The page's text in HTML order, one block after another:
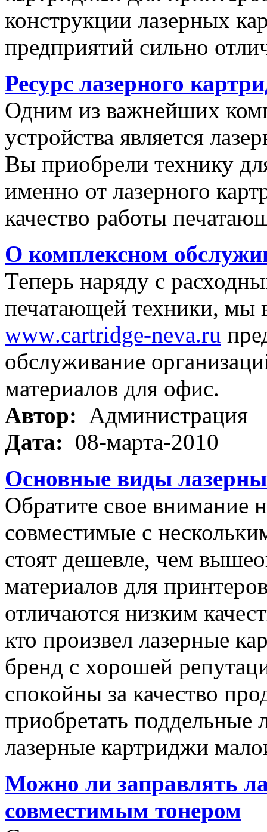
конструкции лазерных
предприятий сильно
Ресурс лазерного
Одним из важнейших
устройства является
Вы приобрели технику
именно от лазерного
качество работы
О комплексном
Теперь наряду с
печатающей техники, мы
www.cartridge-neva.ru
обслуживание
материалов для офис.
Автор: Администрация
Дата: 08-марта-2010
Основные виды
Обратите свое внимание
совместимые с
стоят дешевле, чем
материалов для
отличаются низким
кто произвел лазерные
бренд с хорошей
спокойны за качество
приобретать поддельные
лазерные картриджи
Можно ли заправлять
совместимым тонером